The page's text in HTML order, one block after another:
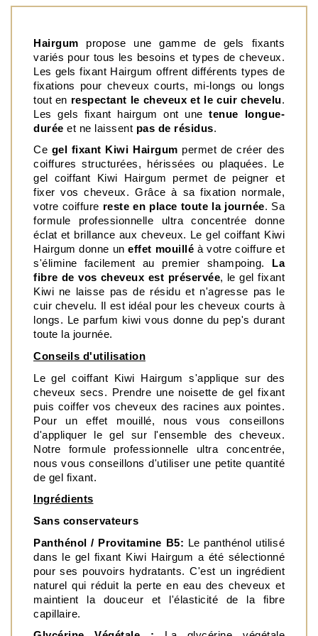
Hairgum propose une gamme de gels fixants
variés pour tous les besoins et types de cheveux.
Les gels fixant Hairgum offrent différents types de
fixations pour cheveux courts, mi-longs ou longs
tout en respectant le cheveux et le cuir chevelu.
Les gels fixant hairgum ont une tenue longue-
durée et ne laissent pas de résidus.
Ce gel fixant Kiwi Hairgum permet de créer des
coiffures structurées, hérissées ou plaquées. Le
gel coiffant Kiwi Hairgum permet de peigner et
fixer vos cheveux. Grâce à sa fixation normale,
votre coiffure reste en place toute la journée. Sa
formule professionnelle ultra concentrée donne
éclat et brillance aux cheveux. Le gel coiffant Kiwi
Hairgum donne un effet mouillé à votre coiffure et
s'élimine facilement au premier shampoing.
La
fibre de vos cheveux est préservée, le gel fixant
Kiwi ne laisse pas de résidu et n'agresse pas le
cuir chevelu. Il est idéal pour les cheveux courts à
longs. Le parfum kiwi vous donne du pep's durant
toute la journée.
Conseils d'utilisation
Le gel coiffant Kiwi Hairgum s'applique sur des
cheveux secs. Prendre une noisette de gel fixant
puis coiffer vos cheveux des racines aux pointes.
Pour un effet mouillé, nous vous conseillons
d'appliquer le gel sur l'ensemble des cheveux.
Notre formule professionnelle ultra concentrée,
nous vous conseillons d'utiliser une petite quantité
de gel fixant.
Ingrédients
Sans conservateurs
Panthénol / Provitamine B5: Le panthénol utilisé
dans le gel fixant Kiwi Hairgum a été sélectionné
pour ses pouvoirs hydratants. C'est un ingrédient
naturel qui réduit la perte en eau des cheveux et
maintient la douceur et l'élasticité de la fibre
capillaire.